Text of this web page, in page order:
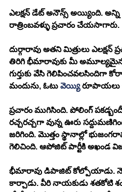
ఎలక్షన్ డేట్ అనౌన్స్ అయ్యింది. అన్ని
రాత్రింబవళ్ళు ప్రచారం చేయసాగారు.
దుర్గారావు అతని మిత్రులు ఎలక్షన్
తిరిగి భీమారావుకు మీ అమూల్యమైన
గుర్తుకు వేసి గెలిపించవలసిందిగా
మందును, ఓటు వెయ్యి రూపాయలు
ప్రచారం ముగిసింది. పోలింగ్
రచ్చరచ్చగా వున్న ఊరు
జరిగింది. మొత్తం స్థానాల్లో
గెలిచింది. ఆపోజిట్ పార్టీకి అఖండ
భీమారావు డిపాజిట్ కోల్పోయాడు.
కార్చాడు. వీరి నాయకుడు శతకోటి